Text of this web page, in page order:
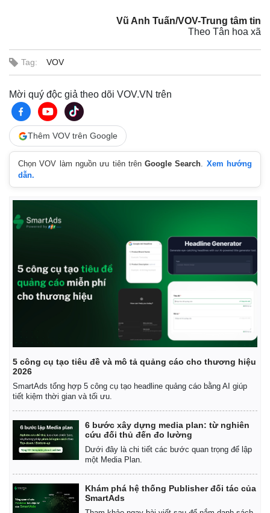
Vũ Anh Tuấn/VOV-Trung tâm tin
Theo Tân hoa xã
Tag: VOV
Mời quý độc giả theo dõi VOV.VN trên
Thêm VOV trên Google
Chọn VOV làm nguồn ưu tiên trênGoogle Search. Xem hướng
dẫn.
5 công cụ tạo tiêu đề và mô tả quảng cáo cho thương hiệu
2026
SmartAds tổng hợp 5 công cụ tạo headline quảng cáo bằng AI giúp
tiết kiệm thời gian và tối ưu.
6 bước xây dựng media plan: từ nghiên
cứu đối thủ đến đo lường
Dưới đây là chi tiết các bước quan trọng để lập
một Media Plan.
Khám phá hệ thống Publisher đối tác của
SmartAds